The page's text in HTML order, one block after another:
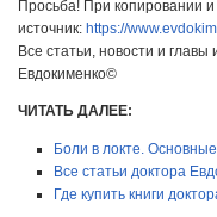
Просьба! При копировании
источник: https://
Все статьи, новости и
Евдокименко©
ЧИТАТЬ ДАЛЕЕ:
Боли в локте.
Все статьи доктора
Где купить книги